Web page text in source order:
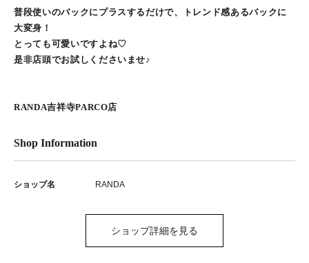
普段使いのバックにプラスするだけで、トレンド感あるバックに
大変身！
とっても可愛いですよね♡
是非店頭でお試しくださいませ♪
RANDA吉祥寺PARCO店
Shop Information
ショップ名 RANDA
ショップ詳細を見る